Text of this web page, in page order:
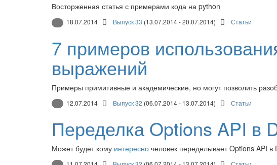
Восторженная статья с примерами кода на python
18.07.2014 Выпуск 33 (13.07.2014 - 20.07.2014) Статьи
7 примеров
выражений
Примеры примитивные и академические, но могут позволить
12.07.2014 Выпуск 32 (06.07.2014 - 13.07.2014) Статьи
Переделка Options API в
Может будет кому интересно человек переделывает Options API